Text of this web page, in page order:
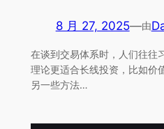
8 月 27, 2025—由
在谈到交易体系时，人们往往
理论更适合长线投资，比如价
另一些方法…